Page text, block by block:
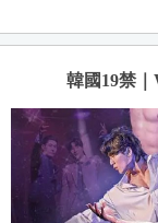
韓國19禁